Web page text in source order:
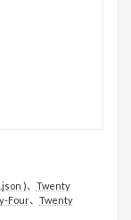
)、 Twenty
Four、 Twenty